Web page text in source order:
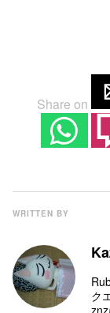
Share on
WRITTEN BY
ク